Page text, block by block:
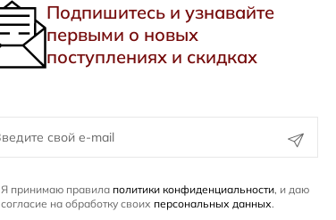
Подпишитесь и узнавайте
первыми о новых
поступлениях и скидках
Я принимаю правила политики конфиденциальности, и даю
согласие на обработку своих персональных данных.